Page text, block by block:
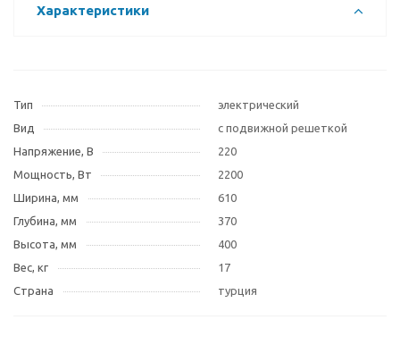
Характеристики
Тип
электрический
Вид
с подвижной решеткой
Напряжение, В
220
Мощность, Вт
2200
Ширина, мм
610
Глубина, мм
370
Высота, мм
400
Вес, кг
17
Страна
турция